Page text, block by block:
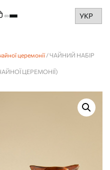
Choose
a
(0)
церемонії / ЧАЙНИЙ НАБІР
ЦЕРЕМОНІЇ)